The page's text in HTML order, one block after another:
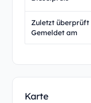
Zuletzt überprüft
Gemeldet am
Karte